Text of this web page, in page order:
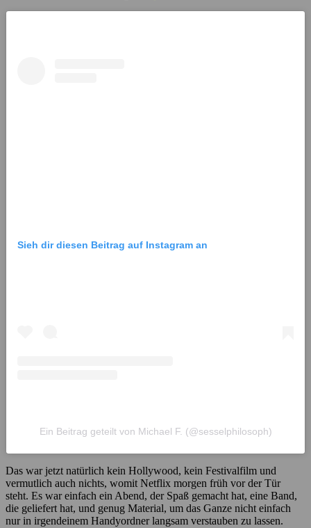
Sieh dir diesen Beitrag auf Instagram an
Ein Beitrag geteilt von Michael F. (@sesselphilosoph)
Das war jetzt natürlich kein Hollywood, kein Festivalfilm und
vermutlich auch nichts, womit Netflix morgen früh vor der Tür
steht. Es war einfach ein Abend, der Spaß gemacht hat, eine Band,
die geliefert hat, und genug Material, um das Ganze nicht einfach
nur in irgendeinem Handyordner langsam verstauben zu lassen.